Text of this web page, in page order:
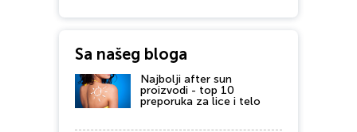
Sa našeg bloga
Najbolji after sun
proizvodi - top 10
preporuka za lice i telo